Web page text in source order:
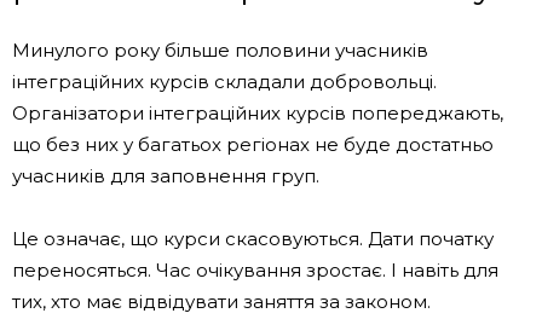
Минулого року більше половини учасників
інтеграційних курсів складали добровольці.
Організатори інтеграційних курсів попереджають,
що без них у багатьох регіонах не буде достатньо
учасників для заповнення груп.
Це означає, що курси скасовуються. Дати початку
переносяться. Час очікування зростає. І навіть для
тих, хто має відвідувати заняття за законом.